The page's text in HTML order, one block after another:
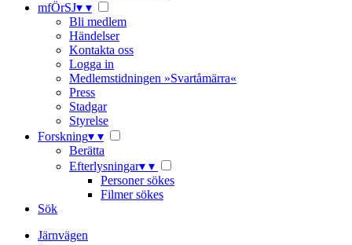
mfÖrSJ▾ ▾
Bli medlem
Händelser
Kontakta oss
Logga in
Medlemstidningen »Svartåmärra«
Press
Stadgar
Styrelse
Forskning▾ ▾
Berätta
Efterlysningar▾ ▾
Personer sökes
Filmer sökes
Sök
Järnvägen